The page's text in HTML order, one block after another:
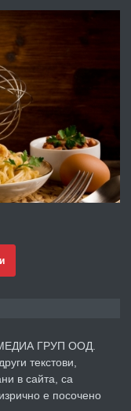
НА ГР.
преди 3 дни
под наем в кв.
преди 3 дни
гр. Хасково кв.
ГРУП ООД.
текстови,
в сайта, са
е посочено